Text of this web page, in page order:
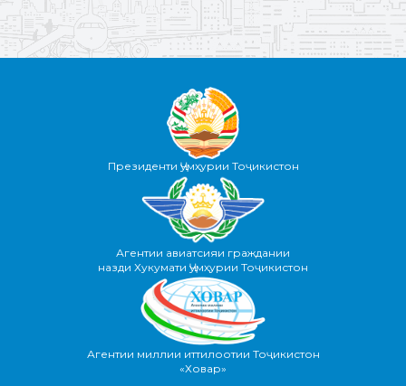
Президенти Ҷумҳурии Тоҷикистон
Агентии авиатсияи граждании
назди Хукумати Ҷумҳурии Тоҷикистон
Агентии миллии иттилоотии Тоҷикистон
«Ховар»